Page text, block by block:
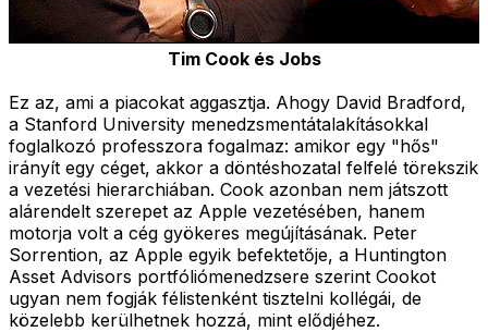
Tim Cook és Jobs
Ez az, ami a piacokat aggasztja. Ahogy David Bradford,
a Stanford University menedzsmentátalakításokkal
foglalkozó professzora fogalmaz: amikor egy "hős"
irányít egy céget, akkor a döntéshozatal felfelé törekszik
a vezetési hierarchiában. Cook azonban nem játszott
alárendelt szerepet az Apple vezetésében, hanem
motorja volt a cég gyökeres megújításának. Peter
Sorrention, az Apple egyik befektetője, a Huntington
Asset Advisors portfóliómenedzsere szerint Cookot
ugyan nem fogják félistenként tisztelni kollégái, de
közelebb kerülhetnek hozzá, mint elődjéhez.